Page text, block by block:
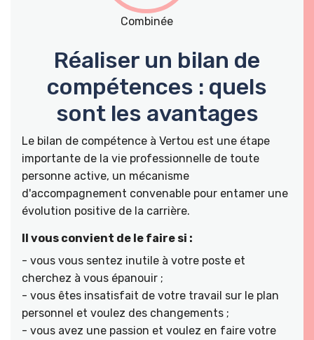
Combinée
Réaliser un bilan de
compétences : quels
sont les avantages
Le bilan de compétence à Vertou est une étape
importante de la vie professionnelle de toute
personne active, un mécanisme
d'accompagnement convenable pour entamer une
évolution positive de la carrière.
Il vous convient de le faire si :
- vous vous sentez inutile à votre poste et
cherchez à vous épanouir ;
- vous êtes insatisfait de votre travail sur le plan
personnel et voulez des changements ;
- vous avez une passion et voulez en faire votre